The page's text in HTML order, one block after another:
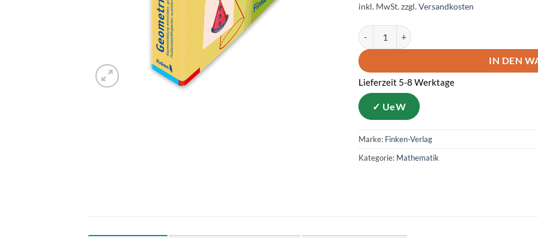
inkl. MwSt.zzgl.Versandkosten
Geometrie 3/4 Menge
IN DEN
Lieferzeit 5-8 Werktage
Kategorie: Mathematik
Marke: Finken-Verlag